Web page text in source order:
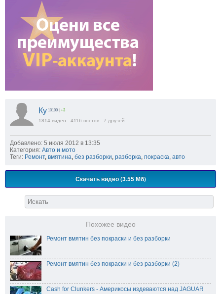
Ку 10199 +3
1814 видео 4116 постов 7 друзей
Добавлено: 5 июля 2012 в 13:35
Категория: Авто и мото
Теги: Ремонт, вмятина, без разборки, разборка, покраска, авто
Скачать видео (3.55 Мб)
Похожее видео
Ремонт вмятин без покраски и без разборки
Ремонт вмятин без покраски и без разборки (2)
Cash for Clunkers - Америкосы издеваются над JAGUAR